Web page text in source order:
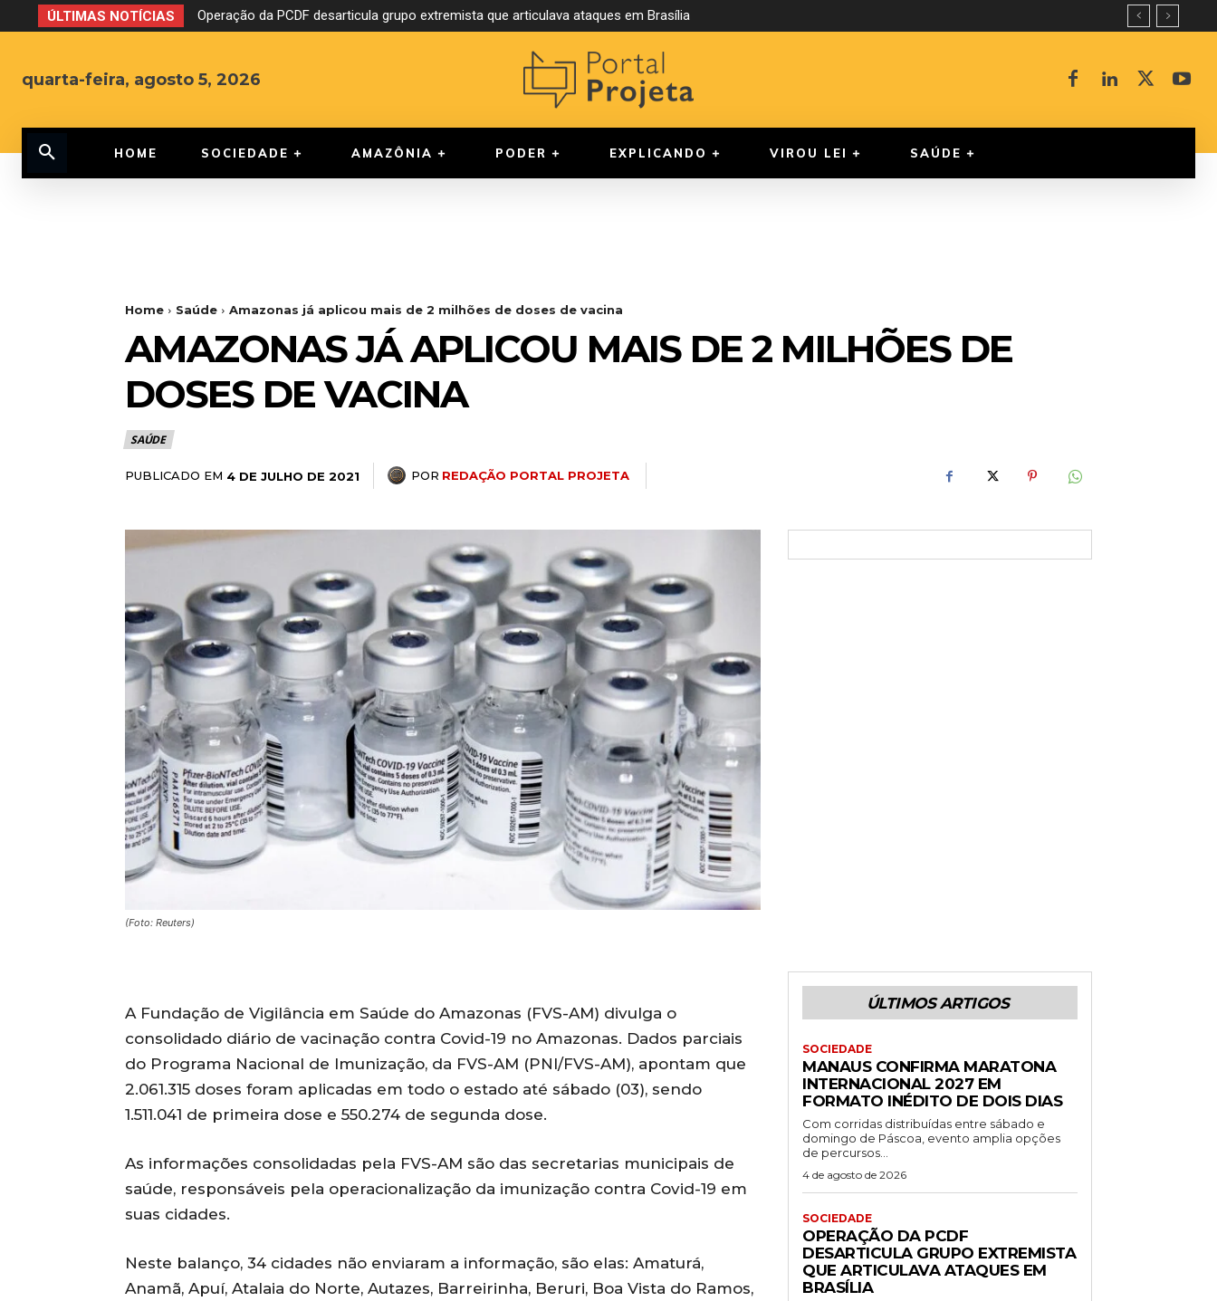
ÚLTIMAS NOTÍCIAS Operação da PCDF desarticula grupo extremista que articulava ataques em Brasília
CNJ aprova o fim da aposentadoria compulsória para juízes
quarta-feira, agosto 5, 2026
HOME SOCIEDADE AMAZÔNIA PODER EXPLICANDO VIROU LEI SAÚDE
Home Saúde Amazonas já aplicou mais de 2 milhões de doses de vacina
AMAZONAS JÁ APLICOU MAIS DE 2 MILHÕES DE
DOSES DE VACINA
SAÚDE
PUBLICADO EM 4 DE JULHO DE 2021 POR REDAÇÃO PORTAL PROJETA
(Foto: Reuters)
A Fundação de Vigilância em Saúde do Amazonas (FVS-AM) divulga o
consolidado diário de vacinação contra Covid-19 no Amazonas. Dados parciais
do Programa Nacional de Imunização, da FVS-AM (PNI/FVS-AM), apontam que
2.061.315 doses foram aplicadas em todo o estado até sábado (03), sendo
1.511.041 de primeira dose e 550.274 de segunda dose.
As informações consolidadas pela FVS-AM são das secretarias municipais de
saúde, responsáveis pela operacionalização da imunização contra Covid-19 em
suas cidades.
Neste balanço, 34 cidades não enviaram a informação, são elas: Amaturá,
Anamã, Apuí, Atalaia do Norte, Autazes, Barreirinha, Beruri, Boa Vista do Ramos,
ÚLTIMOS ARTIGOS
SOCIEDADE
MANAUS CONFIRMA MARATONA
INTERNACIONAL 2027 EM
FORMATO INÉDITO DE DOIS DIAS
Com corridas distribuídas entre sábado e
domingo de Páscoa, evento amplia opções
de percursos...
4 de agosto de 2026
SOCIEDADE
OPERAÇÃO DA PCDF
DESARTICULA GRUPO EXTREMISTA
QUE ARTICULAVA ATAQUES EM
BRASÍLIA